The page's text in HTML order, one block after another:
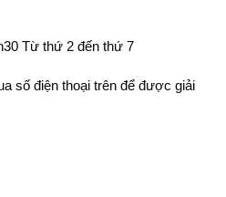
Từ thứ 2 đến thứ 7
số điện thoại trên để được giải